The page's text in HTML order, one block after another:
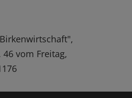
vom Freitag,